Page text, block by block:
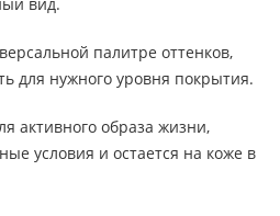
палитре оттенков,
для нужного уровня покрытия.
активного образа жизни,
условия и остается на коже в